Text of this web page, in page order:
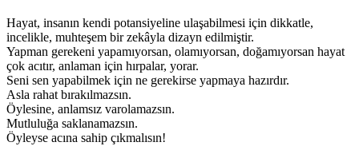
Hayat, insanın kendi potansiyeline ulaşabilmesi için dikkatle,
incelikle, muhteşem bir zekâyla dizayn edilmiştir.
Yapman gerekeni yapamıyorsan, olamıyorsan, doğamıyorsan hayat
çok acıtır, anlaman için hırpalar, yorar.
Seni sen yapabilmek için ne gerekirse yapmaya hazırdır.
Asla rahat bırakılmazsın.
Öylesine, anlamsız varolamazsın.
Mutluluğa saklanamazsın.
Öyleyse acına sahip çıkmalısın!